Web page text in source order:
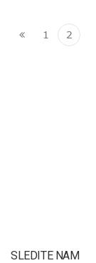
1 2
SLEDITE NAM